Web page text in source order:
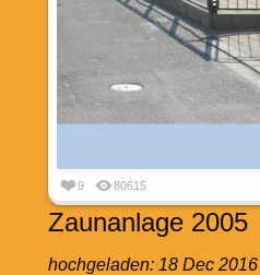
9 80615
Zaunanlage 2005
hochgeladen: 18 Dec 2016